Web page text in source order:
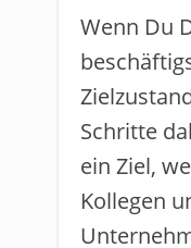
Wenn Du
Schritte
ein Ziel,
Kollegen